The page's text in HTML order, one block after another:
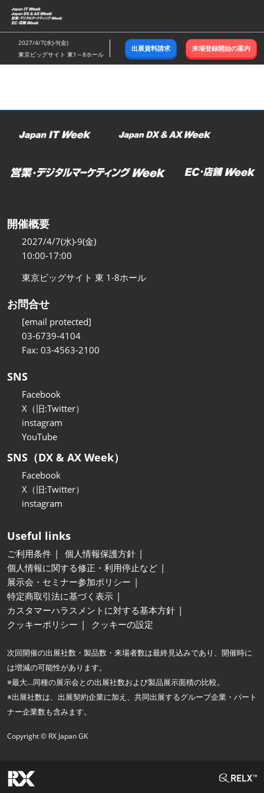
ス
キ
ッ
し
む
2027/4/7(水)-9(金)
東京ビッグサイト 東1～8ホール
出展資料請求 来場登録開始の案内
開催概要
2027/4/7(水)-9(金)
10:00-17:00
東京ビッグサイト 東 1-8ホール
お問合せ
[email protected]
03-6739-4104
Fax: 03-4563-2100
SNS
Facebook
X（旧:Twitter）
instagram
YouTube
SNS（DX & AX Week）
Facebook
X（旧:Twitter）
instagram
Useful links
ご利用条件
個人情報保護方針
個人情報に関する修正・利用停止など
展示会・セミナー参加ポリシー
特定商取引法に基づく表示
カスタマーハラスメントに対する基本方針
クッキーポリシー
クッキーの設定
次回開催の出展社数・製品数・来場者数は最終見込みであり、開催時に
は増減の可能性があります。
※最大…同種の展示会との出展社数および製品展示面積の比較。
※出展社数は、出展契約企業に加え、共同出展するグループ企業・パート
ナー企業数も含みます。
Copyright © RX Japan GK